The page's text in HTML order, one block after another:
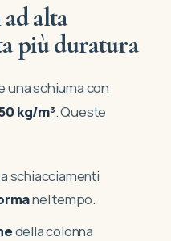
alta
più duratura
una schiuma con
kg/m³. Queste
a schiacciamenti
nel tempo.
della colonna